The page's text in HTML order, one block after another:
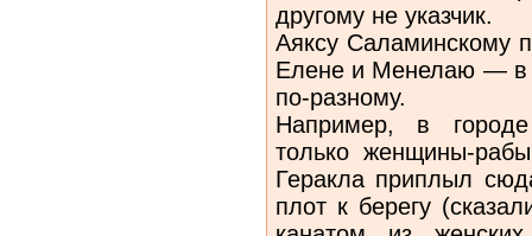
другому не указчик.
Аяксу Саламинскому
Елене и Менелаю — в
по-разному.
Например, в
только женщины-
Геракла приплыл
плот к берегу